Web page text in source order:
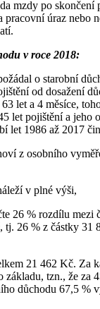
mzdy po skončení
pracovní úraz nebo
v roce 2018:
o starobní
od dosažení
let a 4 měsíce,
let pojištění a jeho
let 1986 až 2017
z osobního
v plné výši,
26 % rozdílu mezi
tj. 26 % z částky 31
21 462 Kč. Za
základu, tzn., že za
důchodu 67,5 %